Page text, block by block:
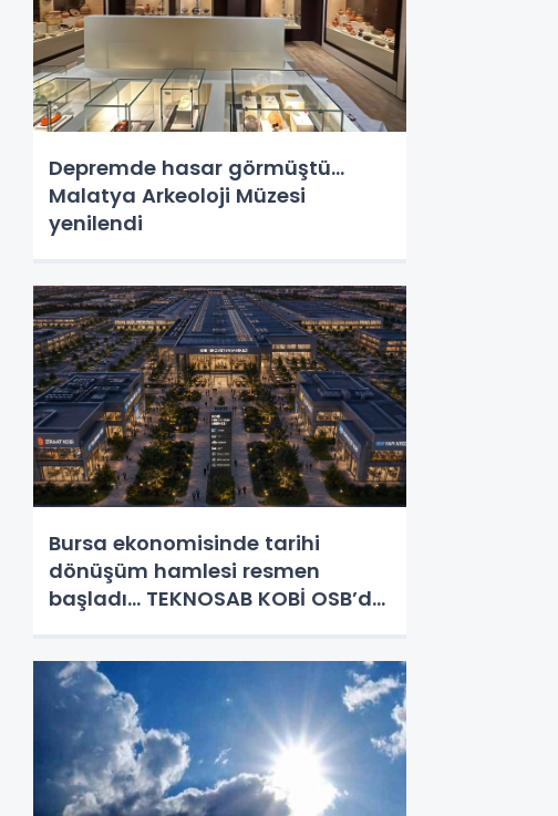
Depremde hasar görmüştü...
Malatya Arkeoloji Müzesi
yenilendi
Bursa ekonomisinde tarihi
dönüşüm hamlesi resmen
başladı... TEKNOSAB KOBİ OSB’de